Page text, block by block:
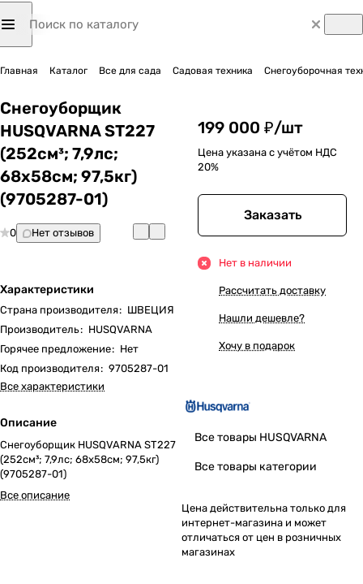
Главная Каталог Все для сада Садовая техника Снегоуборочная
Снегоуборщик
HUSQVARNA ST227
(252см³; 7,9лс;
68х58см; 97,5кг)
(9705287-01)
0 Нет отзывов
Характеристики
Страна производителя: ШВЕЦИЯ
Производитель: HUSQVARNA
Горячее предложение: Нет
Код производителя: 9705287-01
Все характеристики
Описание
Снегоуборщик HUSQVARNA ST227
(252см³; 7,9лс; 68х58см; 97,5кг)
(9705287-01)
Все описание
199 000 ₽/шт
Цена указана с учётом НДС
20%
Заказать
Нет в наличии
Рассчитать доставку
Нашли дешевле?
Хочу в подарок
Все товары HUSQVARNA
Все товары категории
Цена действительна только для
интернет-магазина и может
отличаться от цен в розничных
магазинах